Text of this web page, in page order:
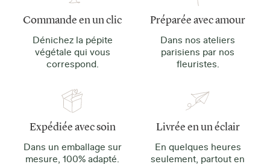
Commande en un clic
Dénichez la pépite
végétale qui vous
correspond.
Préparée avec amour
Dans nos ateliers
parisiens par nos
fleuristes.
Expédiée avec soin
Dans un emballage sur
mesure, 100% adapté.
Livrée en un éclair
En quelques heures
seulement, partout en